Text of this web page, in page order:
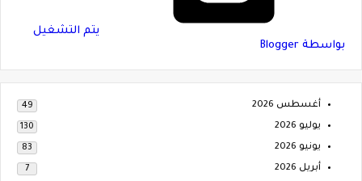
‏يتم التشغيل
بواسطة Blogger
أغسطس 2026 49
يوليو 2026 130
يونيو 2026 83
أبريل 2026 7